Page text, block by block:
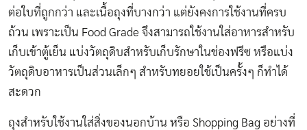
ต่อใบที่ถูกกว่า และเนื้อถุงที่บางกว่า แต่ยังคงการใช้งานที่ครบ
ถ้วน เพราะเป็น Food Grade จึงสามารถใช้งานใส่อาหารสำหรับ
เก็บเข้าตู้เย็น แบ่งวัตถุดิบสำหรับเก็บรักษาในช่องฟรีซ หรือแบ่ง
วัตถุดิบอาหารเป็นส่วนเล็กๆ สำหรับทยอยใช้เป็นครั้งๆ ก็ทำได้
สะดวก
ถุงสำหรับใช้งานใส่สิ่งของนอกบ้าน หรือ Shopping Bag อย่างที่